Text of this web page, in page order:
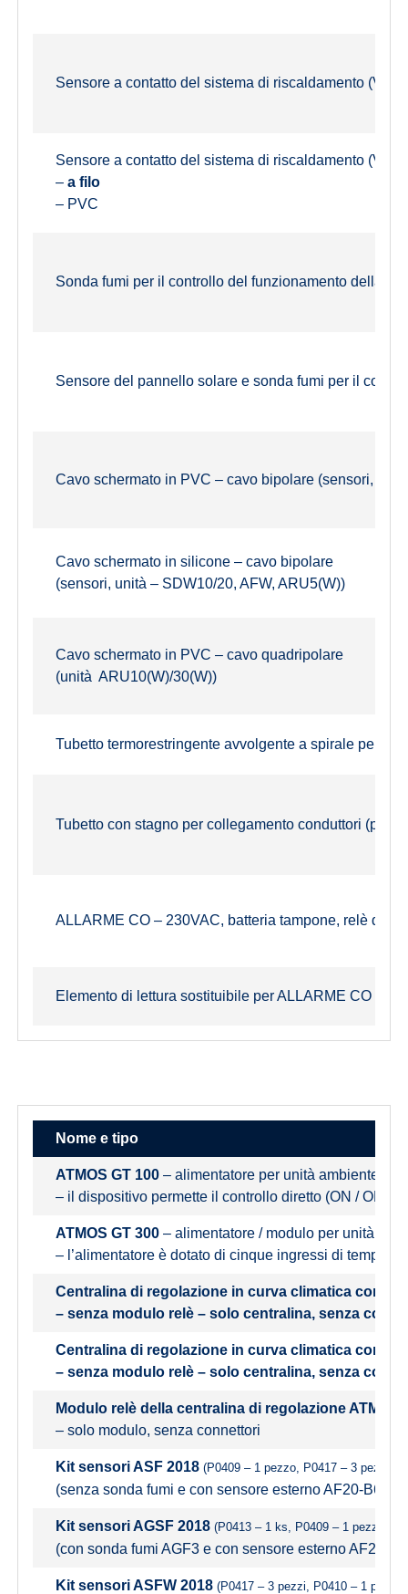
Sensore a contatto del sistema di riscaldamento (VF)
Sensore a contatto del sistema di riscaldamento (VF)
– a filo
– PVC
Sonda fumi per il controllo del funzionamento della
Sensore del pannello solare e sonda fumi per il
Cavo schermato in PVC – cavo bipolare (sensori,
Cavo schermato in silicone – cavo bipolare
(sensori, unità – SDW10/20, AFW, ARU5(W))
Cavo schermato in PVC – cavo quadripolare
(unità ARU10(W)/30(W))
Tubetto termorestringente avvolgente a spirale per
Tubetto con stagno per collegamento conduttori
ALLARME CO – 230VAC, batteria tampone, relè di
Elemento di lettura sostituibile per ALLARME CO
Nome e tipo
ATMOS GT 100 – alimentatore per unità ambiente
– il dispositivo permette il controllo diretto (ON / OFF)
ATMOS GT 300 – alimentatore / modulo per unità
– l’alimentatore è dotato di cinque ingressi di
Centralina di regolazione in curva climatica con
– senza modulo relè – solo centralina, senza
Centralina di regolazione in curva climatica con
– senza modulo relè – solo centralina, senza
Modulo relè della centralina di regolazione ATMOS
– solo modulo, senza connettori
Kit sensori ASF 2018 (P0409 – 1 pezzo, P0417 – 3 pezzi,
(senza sonda fumi e con sensore esterno AF20-B65)
Kit sensori AGSF 2018 (P0413 – 1 ks, P0409 – 1 pezzo,
(con sonda fumi AGF3 e con sensore esterno AF20-
Kit sensori ASFW 2018 (P0417 – 3 pezzi, P0410 – 1